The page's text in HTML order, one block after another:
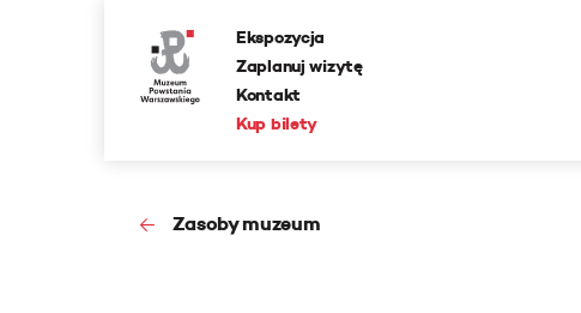
Ekspozycja
Zaplanuj wizytę
Kontakt
Kup bilety
Zasoby muzeum